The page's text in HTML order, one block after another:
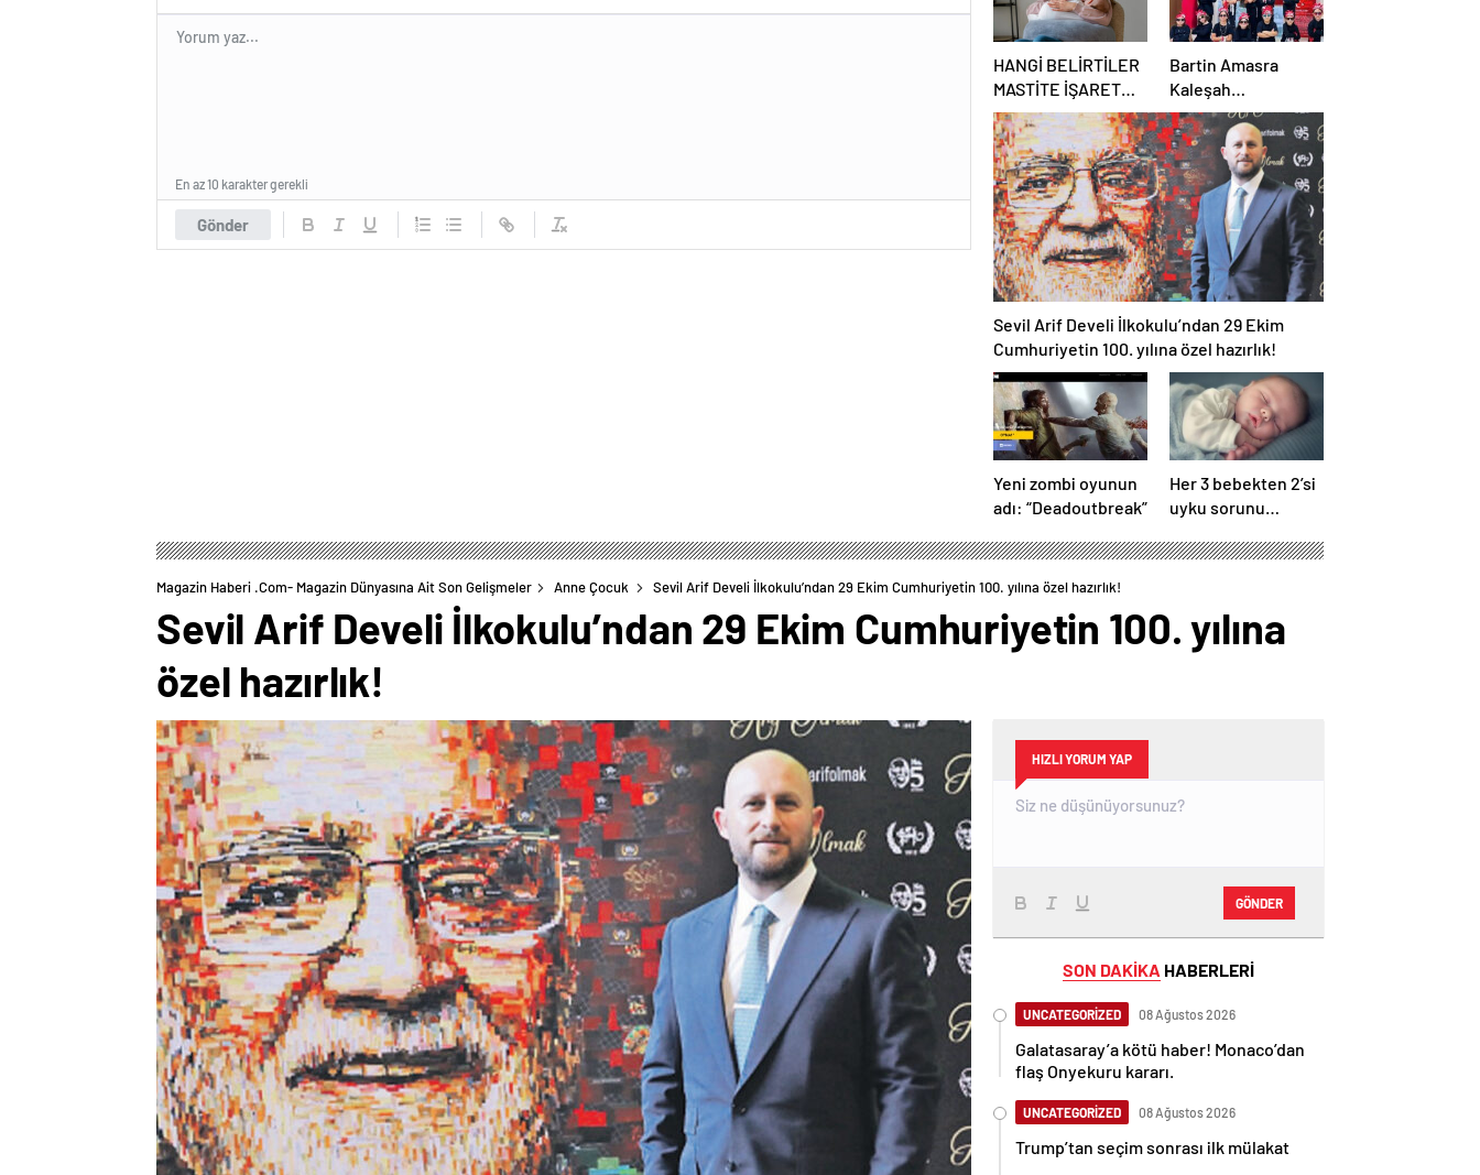
Gönder
En az 10 karakter gerekli
HANGİ BELİRTİLER
MASTİTE İŞARET
EDİYOR?
Bartin Amasra
Kaleşah
İlkokulu’nda
Nezahat
Öğretmen’den
Eğitimde
Uluslararası Başarı
Sevil Arif Develi İlkokulu’ndan 29 Ekim
Cumhuriyetin 100. yılına özel hazırlık!
Yeni zombi oyunun
adı: “Deadoutbreak”
Her 3 bebekten 2’si
uyku sorunu
‘anneler’ olabilir
Magazin Haberi .com- Magazin Dünyasına Ait Son Gelişmeler Anne Çocuk Sevil Arif Develi İlkokulu’ndan 29 Ekim Cumhuriyetin 100. yılına özel hazırlık!
Sevil Arif Develi İlkokulu’ndan 29 Ekim Cumhuriyetin 100. yılına
özel hazırlık!
HIZLI YORUM YAP
GÖNDER
SON DAKİKA HABERLERİ
UNCATEGORİZED 08 Ağustos 2026
Galatasaray’a kötü haber! Monaco’dan
flaş Onyekuru kararı.
UNCATEGORİZED 08 Ağustos 2026
Trump’tan seçim sonrası ilk mülakat